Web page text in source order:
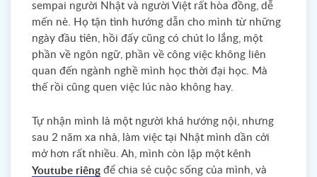
sempai người Nhật và người Việt rất hòa đồng, dễ
mến nè. Họ tận tình hướng dẫn cho mình từ những
ngày đầu tiên, hồi đấy cũng có chút lo lắng, một
phần về ngôn ngữ, phần về công việc không liên
quan đến ngành nghề mình học thời đại học. Mà
thế rồi cũng quen việc lúc nào không hay.
Tự nhận mình là một người khá hướng nội, nhưng
sau 2 năm xa nhà, làm việc tại Nhật mình dần cởi
mở hơn rất nhiều. Ah, mình còn lập một kênh
Youtube riêng để chia sẻ cuộc sống của mình, và